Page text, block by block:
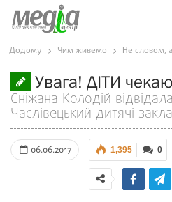
Додому Чим живемо Не словом,
Увага! ДІТИ
Сніжана Колодій
Часлівецький дитячі
06.06.2017 0
1,395